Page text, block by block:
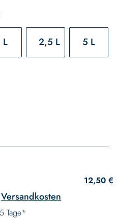
L 2,5 L 5 L
12,50 €
Versandkosten
Tage*